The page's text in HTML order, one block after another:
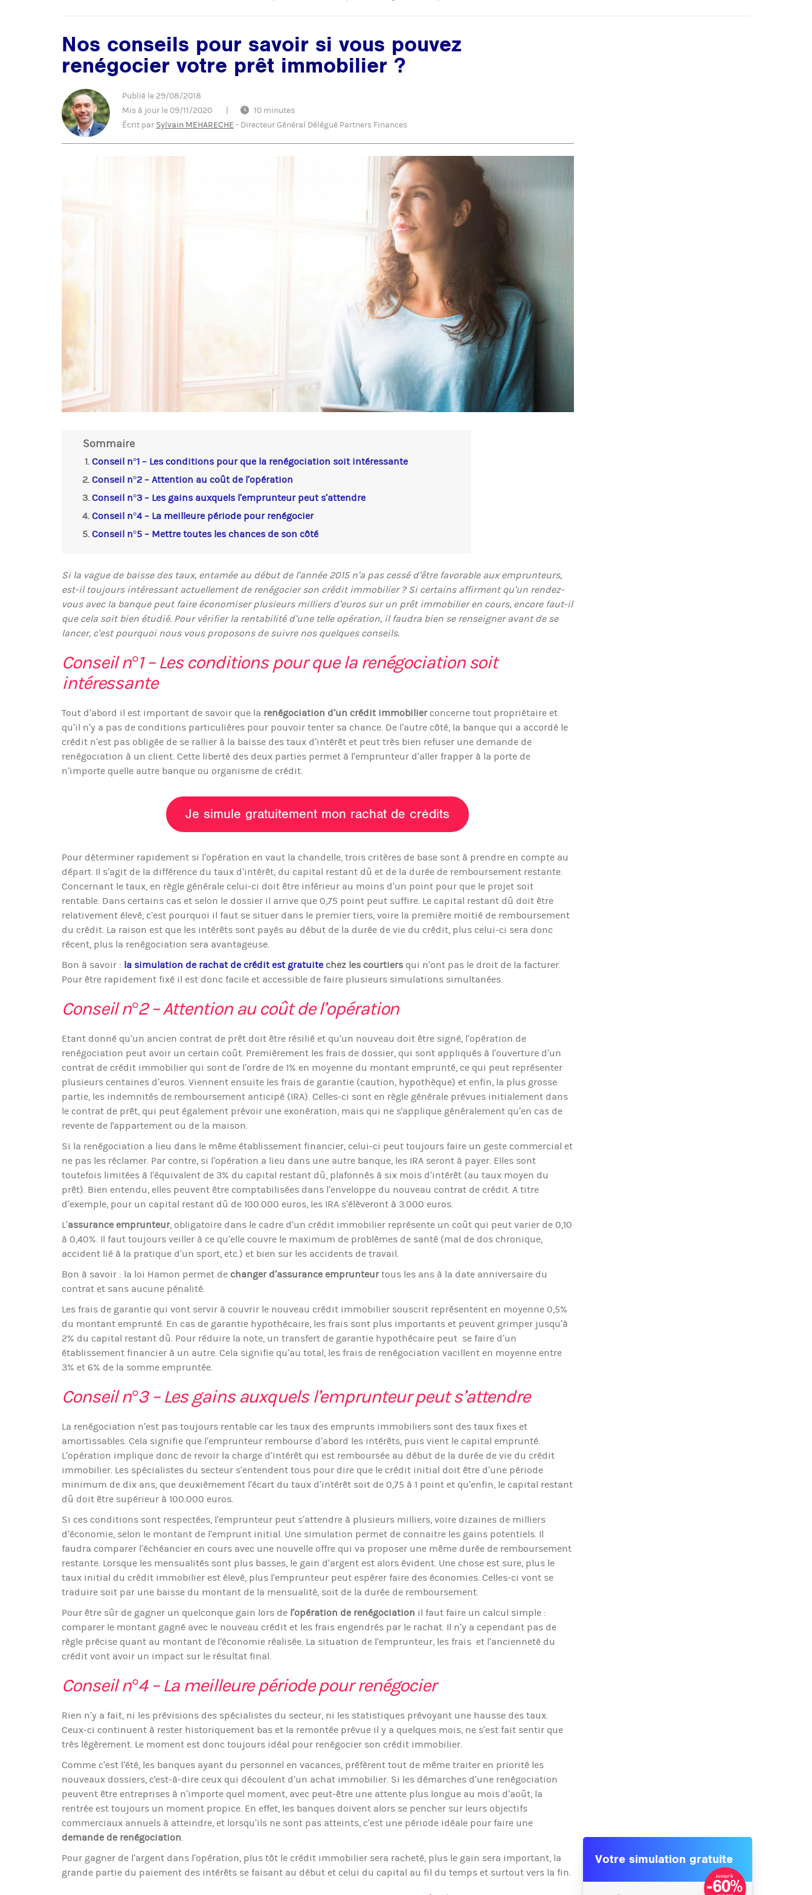
Nos conseils pour savoir si vous pouvez
renégocier votre prêt immobilier ?
Publié le 29/08/2018
Mis à jour le09/11/2020 |
10 minutes
Écrit par Sylvain MEHARECHE - Directeur Général Délégué Partners Finances
Sommaire
Conseil n°1 – Les conditions pour que la renégociation soit intéressante
Conseil n°2 – Attention au coût de l’opération
Conseil n°3 – Les gains auxquels l’emprunteur peut s’attendre
Conseil n°4 – La meilleure période pour renégocier
Conseil n°5 – Mettre toutes les chances de son côté
Si la vague de baisse des taux, entamée au début de l’année 2015 n’a pas cessé d’être favorable aux emprunteurs,
est-il toujours intéressant actuellement de renégocier son crédit immobilier ? Si certains affirment qu’un rendez-
vous avec la banque peut faire économiser plusieurs milliers d’euros sur un prêt immobilier en cours, encore faut-il
que cela soit bien étudié. Pour vérifier la rentabilité d’une telle opération, il faudra bien se renseigner avant de se
lancer, c’est pourquoi nous vous proposons de suivre nos quelques conseils.
Conseil n°1 – Les conditions pour que la renégociation soit
intéressante
Tout d’abord il est important de savoir que la renégociation d’un crédit immobilierconcerne tout propriétaire et
qu’il n’y a pas de conditions particulières pour pouvoir tenter sa chance. De l’autre côté, la banque qui a accordé le
crédit n’est pas obligée de se rallier à la baisse des taux d’intérêt et peut très bien refuser une demande de
renégociation à un client. Cette liberté des deux parties permet à l’emprunteur d’aller frapper à la porte de
n’importe quelle autre banque ou organisme de crédit.
Je simule gratuitement mon rachat de crédits
Pour déterminer rapidement si l’opération en vaut la chandelle, trois critères de base sont à prendre en compte au
départ. Il s’agit de la différence du taux d’intérêt, du capital restant dû et de la durée de remboursement restante.
Concernant le taux, en règle générale celui-ci doit être inférieur au moins d’un point pour que le projet soit
rentable. Dans certains cas et selon le dossier il arrive que 0,75 point peut suffire. Le capital restant dû doit être
relativement élevé, c’est pourquoi il faut se situer dans le premier tiers, voire la première moitié de remboursement
du crédit. La raison est que les intérêts sont payés au début de la durée de vie du crédit, plus celui-ci sera donc
récent, plus la renégociation sera avantageuse.
Bon à savoir : la simulation de rachat de crédit est gratuite chez les courtiers qui n’ont pas le droit de la facturer.
Pour être rapidement fixé il est donc facile et accessible de faire plusieurs simulations simultanées.
Conseil n°2 – Attention au coût de l’opération
Etant donné qu’un ancien contrat de prêt doit être résilié et qu’un nouveau doit être signé, l’opération de
renégociation peut avoir un certain coût. Premièrement les frais de dossier, qui sont appliqués à l’ouverture d’un
contrat de crédit immobilier qui sont de l’ordre de 1% en moyenne du montant emprunté, ce qui peut représenter
plusieurs centaines d’euros. Viennent ensuite les frais de garantie (caution, hypothèque) et enfin, la plus grosse
partie, les indemnités de remboursement anticipé (IRA). Celles-ci sont en règle générale prévues initialement dans
le contrat de prêt, qui peut également prévoir une exonération, mais qui ne s'applique généralement qu’en cas de
revente de l'appartement ou de la maison.
Si la renégociation a lieu dans le même établissement financier, celui-ci peut toujours faire un geste commercial et
ne pas les réclamer. Par contre, si l’opération a lieu dans une autre banque, les IRA seront à payer. Elles sont
toutefois limitées à l’équivalent de 3% du capital restant dû, plafonnés à six mois d’intérêt (au taux moyen du
prêt). Bien entendu, elles peuvent être comptabilisées dans l’enveloppe du nouveau contrat de crédit. A titre
d’exemple, pour un capital restant dû de 100.000 euros, les IRA s’élèveront à 3.000 euros.
L’assurance emprunteur, obligatoire dans le cadre d’un crédit immobilier représente un coût qui peut varier de 0,10
à 0,40%. Il faut toujours veiller à ce qu’elle couvre le maximum de problèmes de santé (mal de dos chronique,
accident lié à la pratique d’un sport, etc.) et bien sur les accidents de travail.
Bon à savoir : la loi Hamon permet de changer d’assurance emprunteurtous les ans à la date anniversaire du
contrat et sans aucune pénalité.
Les frais de garantie qui vont servir à couvrir le nouveau crédit immobilier souscrit représentent en moyenne 0,5%
du montant emprunté. En cas de garantie hypothécaire, les frais sont plus importants et peuvent grimper jusqu’à
2% du capital restant dû. Pour réduire la note, un transfert de garantie hypothécaire peut se faire d’un
établissement financier à un autre. Cela signifie qu’au total, les frais de renégociation vacillent en moyenne entre
3% et 6% de la somme empruntée.
Conseil n°3 – Les gains auxquels l’emprunteur peut s’attendre
La renégociation n’est pas toujours rentable car les taux des emprunts immobiliers sont des taux fixes et
amortissables. Cela signifie que l’emprunteur rembourse d’abord les intérêts, puis vient le capital emprunté.
L’opération implique donc de revoir la charge d’intérêt qui est remboursée au début de la durée de vie du crédit
immobilier. Les spécialistes du secteur s’entendent tous pour dire que le crédit initial doit être d’une période
minimum de dix ans, que deuxièmement l’écart du taux d’intérêt soit de 0,75 à 1 point et qu’enfin, le capital restant
dû doit être supérieur à 100.000 euros.
Si ces conditions sont respectées, l’emprunteur peut s’attendre à plusieurs milliers, voire dizaines de milliers
d’économie, selon le montant de l’emprunt initial. Une simulation permet de connaitre les gains potentiels. Il
faudra comparer l’échéancier en cours avec une nouvelle offre qui va proposer une même durée de remboursement
restante. Lorsque les mensualités sont plus basses, le gain d’argent est alors évident. Une chose est sure, plus le
taux initial du crédit immobilier est élevé, plus l’emprunteur peut espérer faire des économies. Celles-ci vont se
traduire soit par une baisse du montant de la mensualité, soit de la durée de remboursement.
Pour être sûr de gagner un quelconque gain lors de l’opération de renégociation il faut faire un calcul simple :
comparer le montant gagné avec le nouveau crédit et les frais engendrés par le rachat. Il n’y a cependant pas de
règle précise quant au montant de l’économie réalisée. La situation de l’emprunteur, les frais et l’ancienneté du
crédit vont avoir un impact sur le résultat final.
Conseil n°4 – La meilleure période pour renégocier
Rien n’y a fait, ni les prévisions des spécialistes du secteur, ni les statistiques prévoyant une hausse des taux.
Ceux-ci continuent à rester historiquement bas et la remontée prévue il y a quelques mois, ne s’est fait sentir que
très légèrement. Le moment est donc toujours idéal pour renégocier son crédit immobilier.
Comme c’est l’été, les banques ayant du personnel en vacances, préfèrent tout de même traiter en priorité les
nouveaux dossiers, c'est-à-dire ceux qui découlent d’un achat immobilier. Si les démarches d’une renégociation
peuvent être entreprises à n’importe quel moment, avec peut-être une attente plus longue au mois d’août, la
rentrée est toujours un moment propice. En effet, les banques doivent alors se pencher sur leurs objectifs
commerciaux annuels à atteindre, et lorsqu’ils ne sont pas atteints, c’est une période idéale pour faire une
demande de renégociation
Pour gagner de l’argent dans l’opération, plus tôt le crédit immobilier sera racheté, plus le gain sera important, la
grande partie du paiement des intérêts se faisant au début et celui du capital au fil du temps et surtout vers la fin.
Votre simulation gratuite